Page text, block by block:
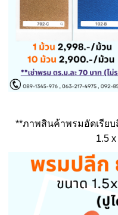
**ภาพสินค้าพรมอัดเรีย
1.5